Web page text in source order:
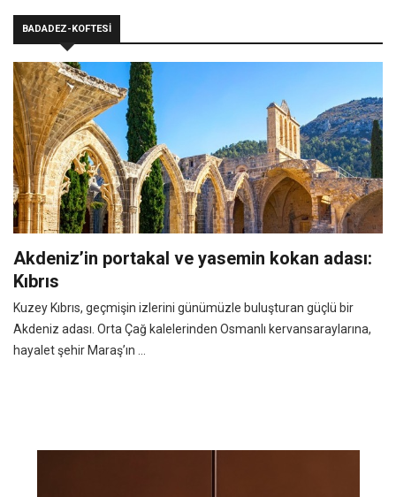
BADADEZ-KOFTESİ
Akdeniz’in portakal ve yasemin kokan adası:
Kıbrıs
Kuzey Kıbrıs, geçmişin izlerini günümüzle buluşturan güçlü bir
Akdeniz adası. Orta Çağ kalelerinden Osmanlı kervansaraylarına,
hayalet şehir Maraş’ın ...